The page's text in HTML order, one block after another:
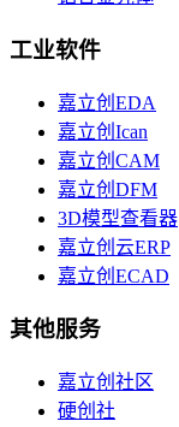
工业软件
嘉立创EDA
嘉立创Ican
嘉立创CAM
嘉立创DFM
3D模型查看器
嘉立创云ERP
嘉立创ECAD
其他服务
嘉立创社区
硬创社